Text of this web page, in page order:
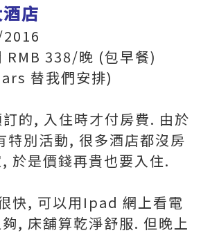
店
RMB 338/晚 (包早餐)
替我們安排)
的, 入住時才付房費. 由於
特別活動, 很多酒店都沒房
於是價錢再貴也要入住.
快, 可以用Ipad 網上看電
, 床舖算乾淨舒服. 但晚上